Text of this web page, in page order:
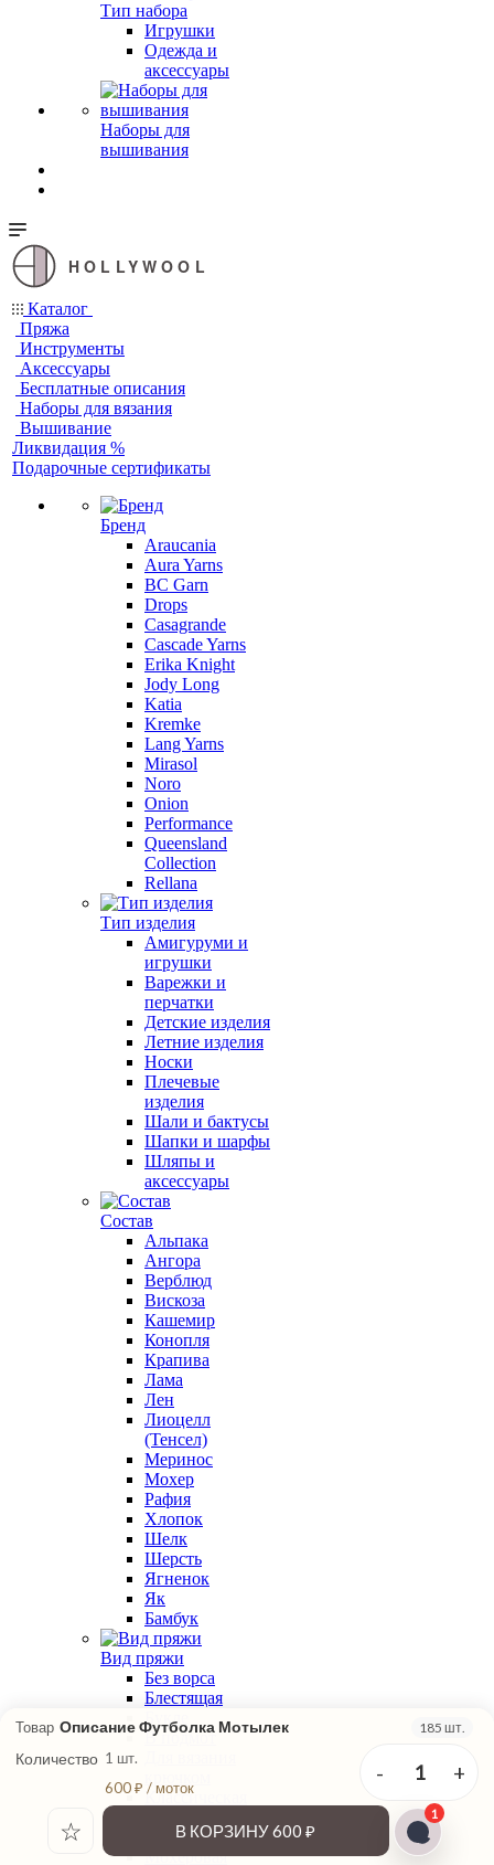
Тип набора
Игрушки
Одежда и
аксессуары
Наборы для
вышивания
HOLLYWOOL
Каталог
Пряжа
Инструменты
Аксессуары
Бесплатные описания
Наборы для вязания
Вышивание
Ликвидация %
Подарочные сертификаты
Бренд
Araucania
Aura Yarns
BC Garn
Drops
Casagrande
Cascade Yarns
Erika Knight
Jody Long
Katia
Kremke
Lang Yarns
Mirasol
Noro
Onion
Performance
Queensland
Collection
Rellana
Тип изделия
Амигуруми и
игрушки
Варежки и
перчатки
Детские изделия
Летние изделия
Носки
Плечевые
изделия
Шали и бактусы
Шапки и шарфы
Шляпы и
аксессуары
Состав
Альпака
Ангора
Верблюд
Вискоза
Кашемир
Конопля
Крапива
Лама
Лен
Лиоцелл
(Тенсел)
Меринос
Мохер
Рафия
Хлопок
Шелк
Шерсть
Ягненок
Як
Бамбук
Вид пряжи
Без ворса
Блестящая
Букле
В подмот
Классическая
Меланжевая
Мохеровая
Товар Описание Футболка Мотылек 185 шт.
Количество 1 шт.
600 ₽ / моток
- 1 +
☆ В КОРЗИНУ600 ₽
1